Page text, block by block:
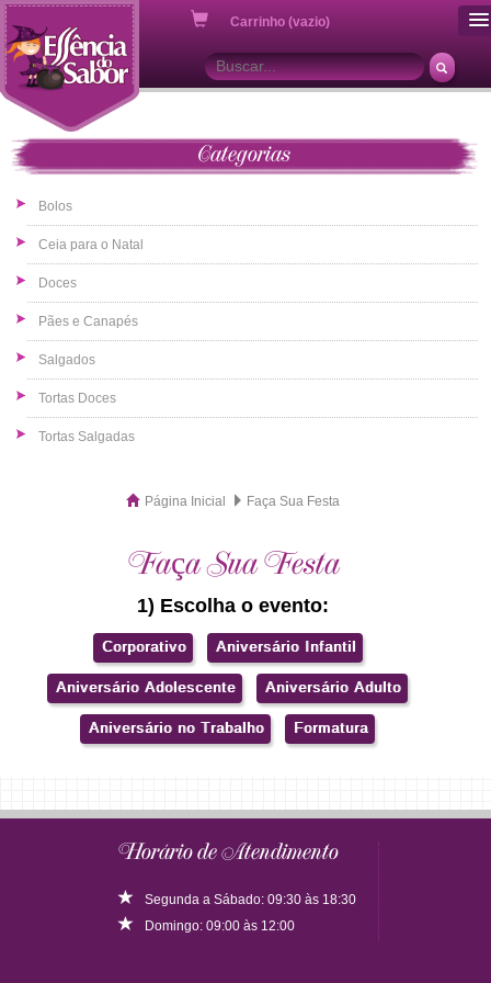
Carrinho (vazio)
Categorias
Bolos
Ceia para o Natal
Doces
Pães e Canapés
Salgados
Tortas Doces
Tortas Salgadas
Página Inicial Faça Sua Festa
Faça Sua Festa
1) Escolha o evento:
Horário de Atendimento
Segunda a Sábado: 09:30 às 18:30
Domingo: 09:00 às 12:00